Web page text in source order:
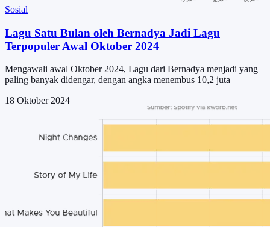
Sosial
Lagu Satu Bulan oleh Bernadya Jadi Lagu
Terpopuler Awal Oktober 2024
Mengawali awal Oktober 2024, Lagu dari Bernadya menjadi yang
paling banyak didengar, dengan angka menembus 10,2 juta
18 Oktober 2024